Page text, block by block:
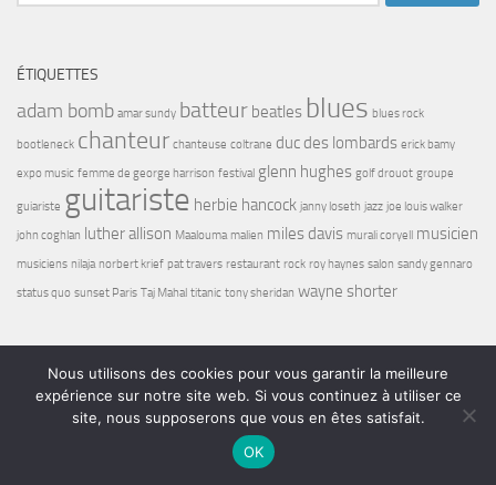
ÉTIQUETTES
adam bomb amar sundy batteur beatles blues blues rock
bootleneck chanteur chanteuse coltrane duc des lombards erick bamy
expo music femme de george harrison festival glenn hughes golf drouot groupe
guiariste guitariste herbie hancock janny loseth jazz joe louis walker
john coghlan luther allison Maalouma malien miles davis murali coryell musicien
musiciens nilaja norbert krief pat travers restaurant rock roy haynes salon sandy gennaro
status quo sunset Paris Taj Mahal titanic tony sheridan wayne shorter
Bel7 Infos © 2026. Tous droits réservés.
- Conçu par
Nous utilisons des cookies pour vous garantir la meilleure
expérience sur notre site web. Si vous continuez à utiliser ce
site, nous supposerons que vous en êtes satisfait.
OK